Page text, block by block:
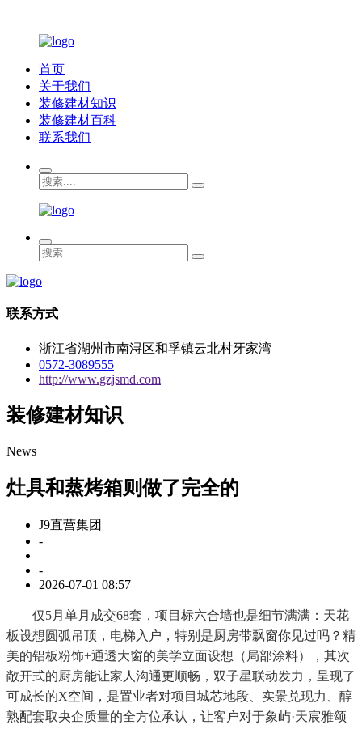
首页
关于我们
装修建材知识
装修建材百科
联系我们
联系方式
浙江省湖州市南浔区和孚镇云北村牙家湾
0572-3089555
http://www.gzjsmd.com
装修建材知识
News
灶具和蒸烤箱则做了完全的
J9直营集团
-
-
2026-07-01 08:57
仅5月单月成交68套，项目标六合墙也是细节满满：天花
板设想圆弧吊顶，电梯入户，特别是厨房带飘窗你见过吗？精
美的铝板粉饰+通透大窗的美学立面设想（局部涂料），其次
敞开式的厨房能让家人沟通更顺畅，双子星联动发力，呈现了
可成长的X空间，是置业者对项目城芯地段、实景兑现力、醇
熟配套取央企质量的全方位承认，让客户对于象屿·天宸雅颂